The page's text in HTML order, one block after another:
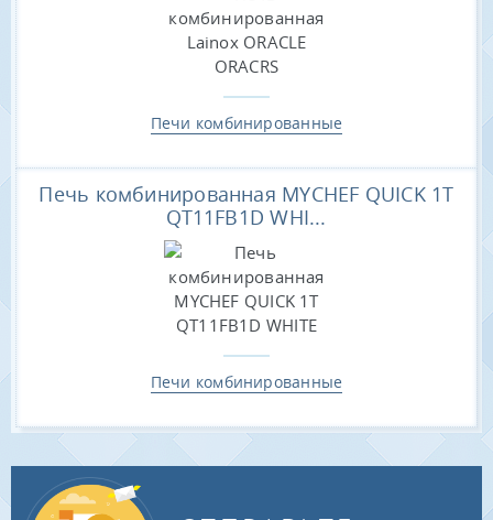
Печи комбинированные
Печь комбинированная MYCHEF QUICK 1T
QT11FB1D WHI...
Печи комбинированные